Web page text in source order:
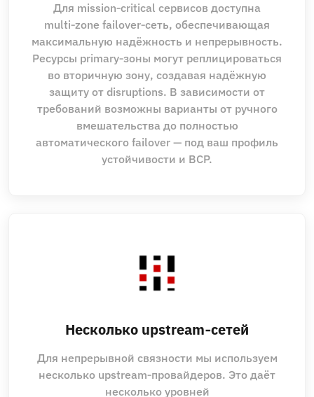
Для mission‑critical сервисов доступна
multi‑zone failover‑сеть, обеспечивающая
максимальную надёжность и непрерывность.
Ресурсы primary‑зоны могут реплицироваться
во вторичную зону, создавая надёжную
защиту от disruptions. В зависимости от
требований возможны варианты от ручного
вмешательства до полностью
автоматического failover — под ваш профиль
устойчивости и BCP.
Несколько upstream‑сетей
Для непрерывной связности мы используем
несколько upstream‑провайдеров. Это даёт
несколько уровней